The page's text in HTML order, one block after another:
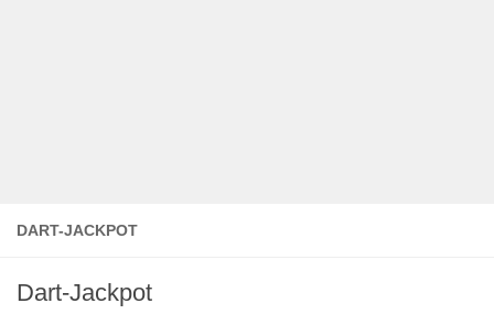
DART-JACKPOT
Dart-Jackpot